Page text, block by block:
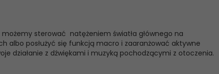
sterować natężeniem światła głównego na
albo posłużyć się funkcją macro i zaaranżować aktywne
działanie z dźwiękami i muzyką pochodzącymi z otoczenia.